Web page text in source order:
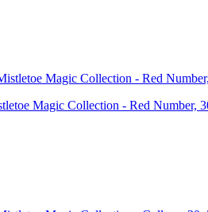
Magic Collection - Red Number,